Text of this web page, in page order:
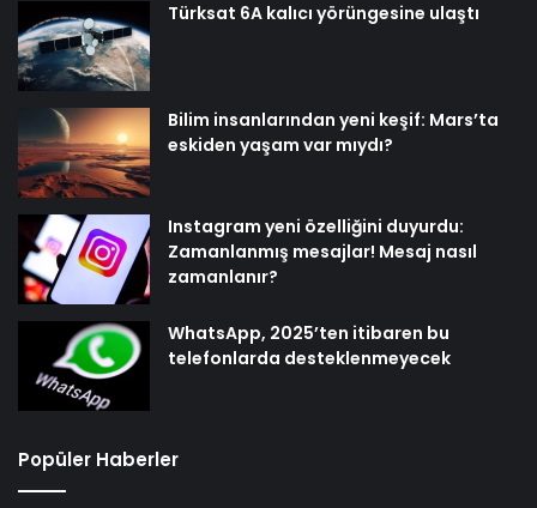
Türksat 6A kalıcı yörüngesine ulaştı
Bilim insanlarından yeni keşif: Mars’ta
eskiden yaşam var mıydı?
Instagram yeni özelliğini duyurdu:
Zamanlanmış mesajlar! Mesaj nasıl
zamanlanır?
WhatsApp, 2025’ten itibaren bu
telefonlarda desteklenmeyecek
Popüler Haberler